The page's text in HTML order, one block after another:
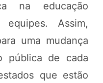
na educação
Assim,
uma mudança
pública de cada
que estão